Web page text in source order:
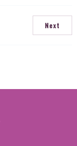
Next